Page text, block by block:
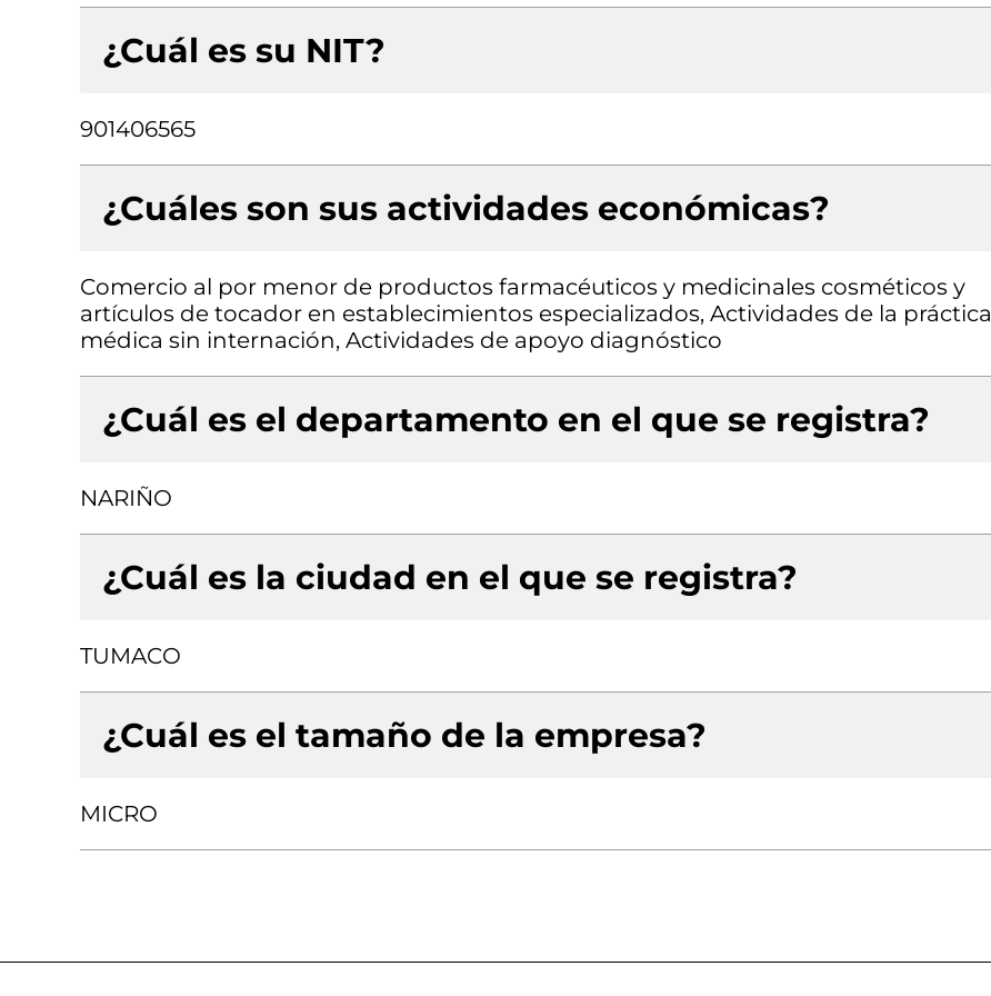
¿Cuál es su NIT?
901406565
¿Cuáles son sus actividades económicas?
Comercio al por menor de productos farmacéuticos y medicinales cosméticos y
artículos de tocador en establecimientos especializados, Actividades de la práctica
médica sin internación, Actividades de apoyo diagnóstico
¿Cuál es el departamento en el que se registra?
NARIÑO
¿Cuál es la ciudad en el que se registra?
TUMACO
¿Cuál es el tamaño de la empresa?
MICRO